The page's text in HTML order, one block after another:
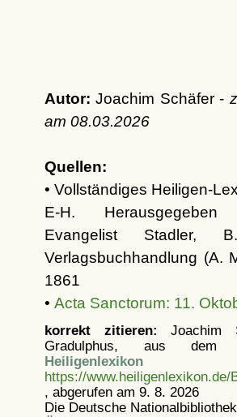
Autor: Joachim Schäfer -
am 08.03.2026
Quellen:
• Vollständiges Heiligen-
E-H.
Evangelist Stadler,
Verlagsbuchhandlung (A.
1861
• Acta Sanctorum: 11.
korrekt zitieren: Joachim
Gradulphus, aus dem
Heiligenlexikon
https://www.heiligenlexikon.de/
, abgerufen am 9. 8. 2026
Die Deutsche